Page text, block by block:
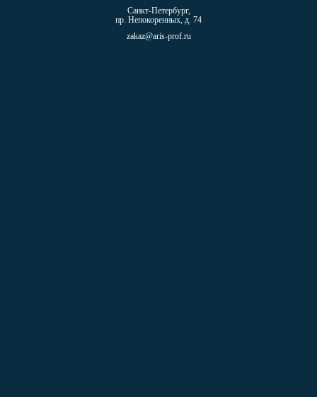
Санкт-Петербург,
пр. Непокоренных, д. 74
zakaz@aris-prof.ru